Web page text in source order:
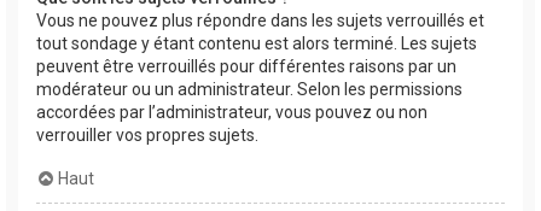
Vous ne pouvez plus répondre dans les sujets verrouillés et
tout sondage y étant contenu est alors terminé. Les sujets
peuvent être verrouillés pour différentes raisons par un
modérateur ou un administrateur. Selon les permissions
accordées par l’administrateur, vous pouvez ou non
verrouiller vos propres sujets.
Haut